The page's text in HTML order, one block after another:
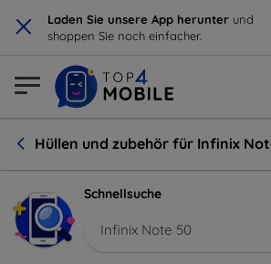
× Laden Sie unsere App herunter und
shoppen Sie noch einfacher.
Hüllen und zubehör für Infinix
Schnellsuche
Infinix Note 50